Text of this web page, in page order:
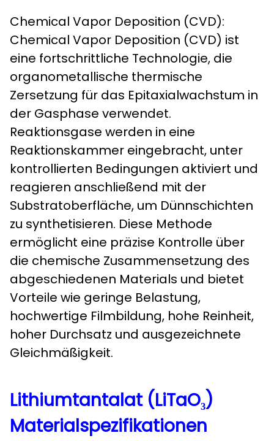
​​Chemical Vapor Deposition (CVD):​​
Chemical Vapor Deposition (CVD) ist
eine fortschrittliche Technologie, die
organometallische thermische
Zersetzung für das Epitaxialwachstum in
der Gasphase verwendet.
Reaktionsgase werden in eine
Reaktionskammer eingebracht, unter
kontrollierten Bedingungen aktiviert und
reagieren anschließend mit der
Substratoberfläche, um Dünnschichten
zu synthetisieren. Diese Methode
ermöglicht eine präzise Kontrolle über
die chemische Zusammensetzung des
abgeschiedenen Materials und bietet
Vorteile wie geringe Belastung,
hochwertige Filmbildung, hohe Reinheit,
hoher Durchsatz und ausgezeichnete
Gleichmäßigkeit.
Lithiumtantalat (LiTaO₃)
Materialspezifikationen​​